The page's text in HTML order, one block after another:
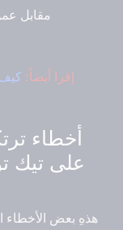
مقابل
إقرا أيضاً:
أخطاء
على تيك
هذهِ بعض الأخطاء